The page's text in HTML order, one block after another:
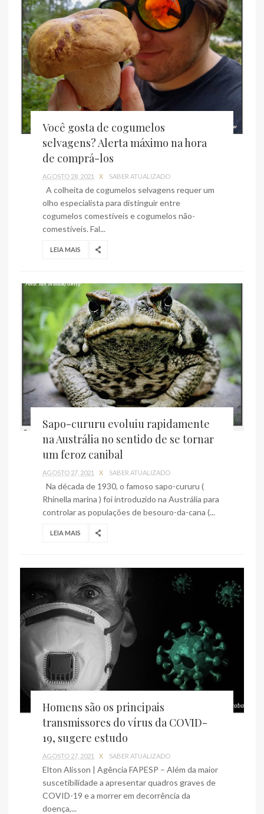
Você gosta de cogumelos
selvagens? Alerta máximo na hora
de comprá-los
AGOSTO 28, 2021 X SABER ATUALIZADO
A colheita de cogumelos selvagens requer um
olho especialista para distinguir entre
cogumelos comestíveis e cogumelos não-
comestíveis. Fal...
LEIA MAIS
Sapo-cururu evoluiu rapidamente
na Austrália no sentido de se tornar
um feroz canibal
AGOSTO 27, 2021 X SABER ATUALIZADO
Na década de 1930, o famoso sapo-cururu (
Rhinella marina ) foi introduzido na Austrália para
controlar as populações de besouro-da-cana (...
LEIA MAIS
Homens são os principais
transmissores do vírus da COVID-
19, sugere estudo
AGOSTO 27, 2021 X SABER ATUALIZADO
Elton Alisson | Agência FAPESP – Além da maior
suscetibilidade a apresentar quadros graves de
COVID-19 e a morrer em decorrência da
doença,...